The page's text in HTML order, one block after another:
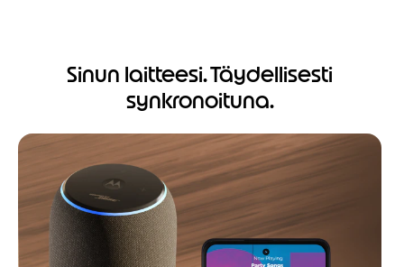
Sinun laitteesi. Täydellisesti
synkronoituna.